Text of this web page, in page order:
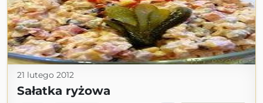
21 lutego 2012
Sałatka ryżowa